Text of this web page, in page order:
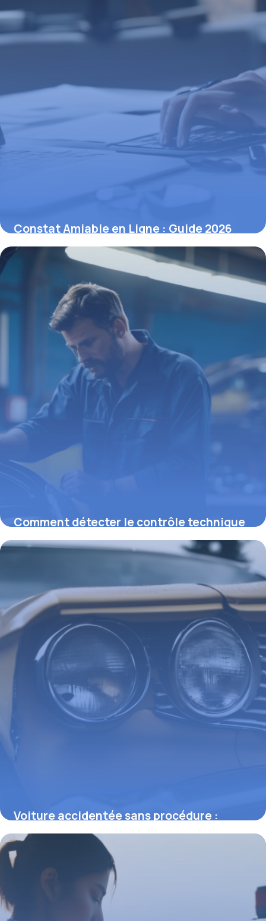
Constat Amiable en Ligne : Guide 2026
17 avril 2026
Comment détecter le contrôle technique
de complaisance et ses vices cachés
Voiture accidentée sans procédure :
comment agir et éviter les pièges
juridiques
23 février 2026